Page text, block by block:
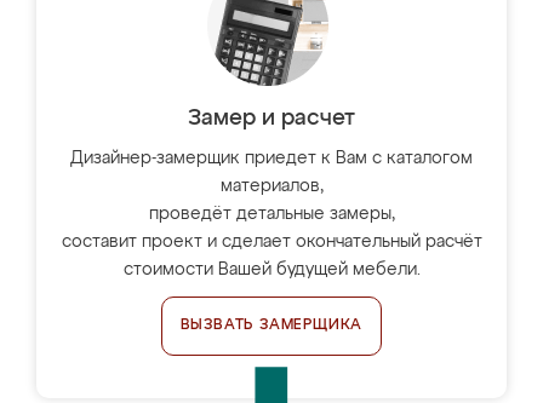
Замер и расчет
Дизайнер-замерщик приедет к Вам с каталогом
материалов,
проведёт детальные замеры,
составит проект и сделает окончательный расчёт
стоимости Вашей будущей мебели.
ВЫЗВАТЬ ЗАМЕРЩИКА